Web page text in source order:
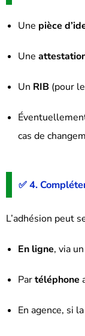
Une pièce
Une
Un RIB (pour
cas de
✅ 4.
L’adhésion peut
En ligne, via
Partéléphone
En agence, si